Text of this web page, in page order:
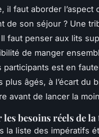
il faut aborder
de son séjour ? Une
faut penser aux lits
de manger
participants est en
plus âgés, à l’écart du
avant de lancer la
besoins réels de
la liste des impératifs